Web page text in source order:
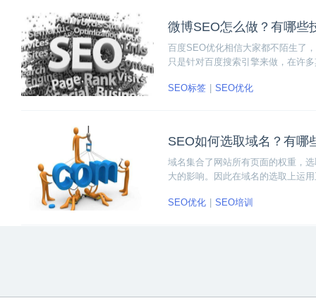
微博SEO怎么做？有哪些
百度SEO优化相信大家都不陌生了
只是针对百度搜索引擎来做，在许
SEO怎么做？有哪些技巧？
SEO标签 SEO优化
SEO如何选取域名？有哪
域名集合了网站所有页面的权重，
大的影响。因此在域名的选取上运
SEO优化
SEO培训